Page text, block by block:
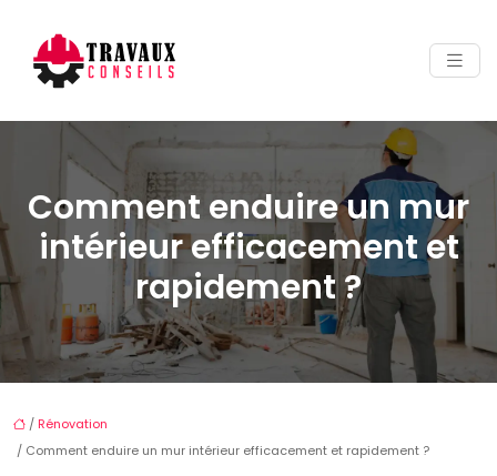
Comment enduire un mur
intérieur efficacement et
rapidement ?
/ Rénovation
/ Comment enduire un mur intérieur efficacement et rapidement ?